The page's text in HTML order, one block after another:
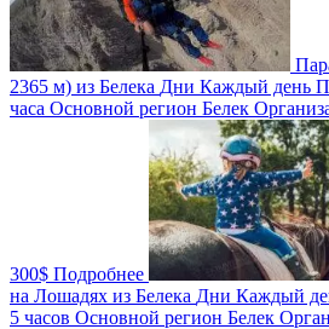
2365 м) из Белека Дни Каждый день
часа Основной регион Белек
300$ Подробнее
на Лошадях из Белека Дни Каждый
5 часов Основной регион Белек